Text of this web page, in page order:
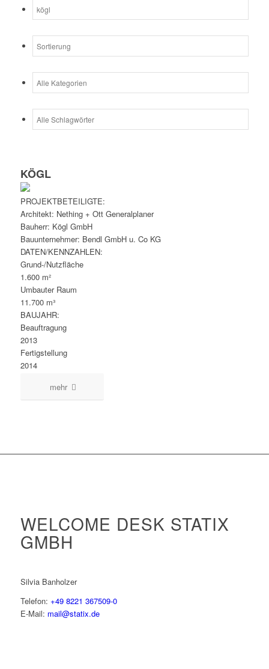
KÖGL
PROJEKTBETEILIGTE:
Architekt: Nething + Ott Generalplaner
Bauherr: Kögl GmbH
Bauunternehmer: Bendl GmbH u. Co KG
DATEN/KENNZAHLEN:
Grund-/Nutzfläche
1.600 m²
Umbauter Raum
11.700 m³
BAUJAHR:
Beauftragung
2013
Fertigstellung
2014
mehr
WELCOME DESK STATIX
GMBH
Silvia Banholzer
Telefon: +49 8221 367509-0
E-Mail: mail@statix.de